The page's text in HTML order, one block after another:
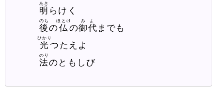
明
あき
らけく
後
のち
の仏
ほとけ
の御代
みよ
までも
光
ひかり
つたえよ
法
のり
のともしび